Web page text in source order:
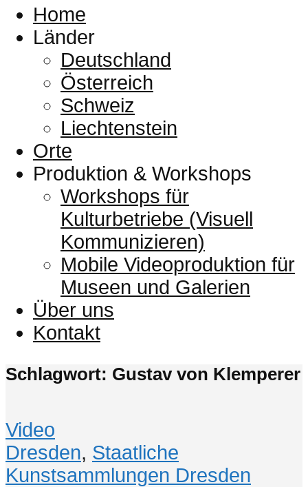
Home
Länder
Deutschland
Österreich
Schweiz
Liechtenstein
Orte
Produktion & Workshops
Workshops für
Kulturbetriebe (Visuell
Kommunizieren)
Mobile Videoproduktion für
Museen und Galerien
Über uns
Kontakt
Schlagwort: Gustav von Klemperer
Video
Dresden, Staatliche
Kunstsammlungen Dresden